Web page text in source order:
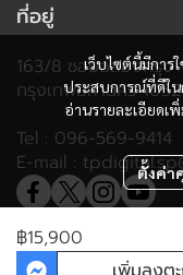
฿15,900
เว็บไซต์นี้มีการ
ประสบการณ์ที่ดีใน
อ่านรายละเอียดเ
ตั้งค่า
ที่อยู่
163/8 ซอยฉลองกรุง
กรุงเทพมหานคร
Tel : 096-569-9414
E-mail :
Copyright |